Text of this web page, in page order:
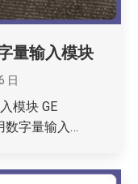
量输入模块
日
模块 GE
数字量输入…